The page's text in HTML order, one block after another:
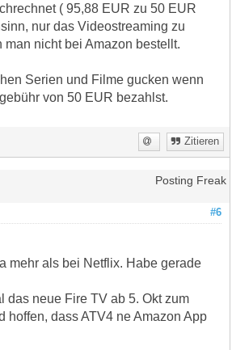
( 95,88 EUR zu 50 EUR
nur das Videostreaming zu
man nicht bei Amazon bestellt.
Serien und Filme gucken wenn
von 50 EUR bezahlst.
Zitieren
Posting Freak
#6
mehr als bei Netflix. Habe gerade
das neue Fire TV ab 5. Okt zum
hoffen, dass ATV4 ne Amazon App